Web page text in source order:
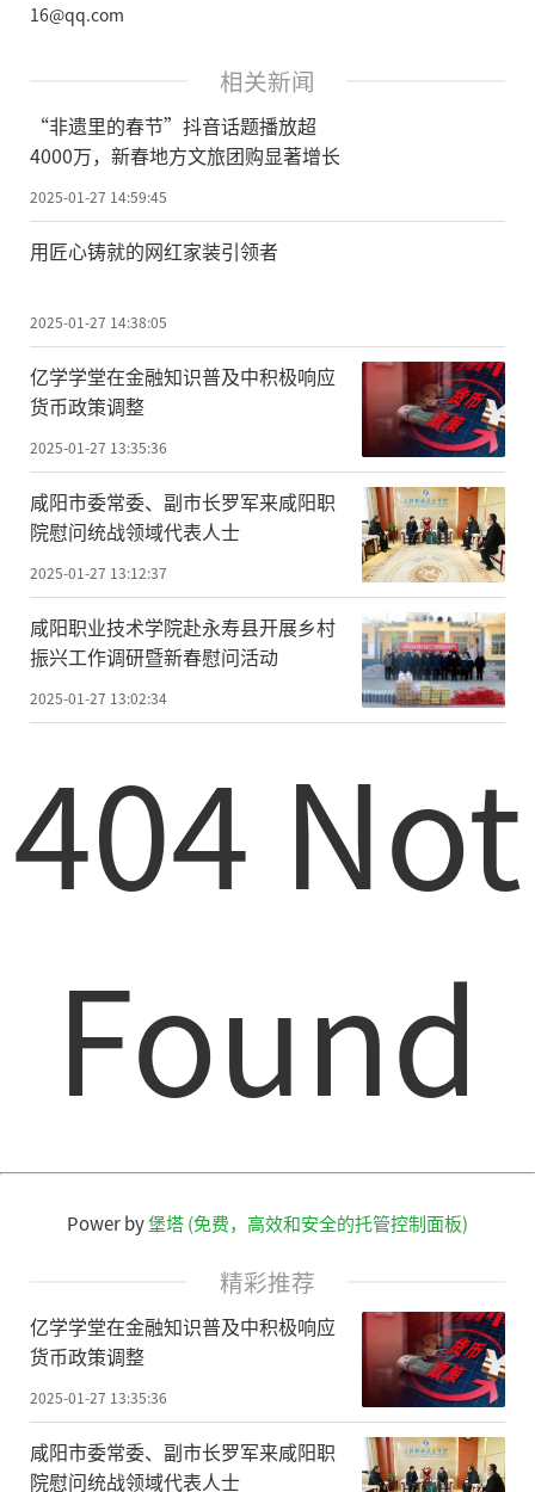
16@qq.com
相关新闻
“非遗里的春节”抖音话题播放超
4000万，新春地方文旅团购显著增长
2025-01-27 14:59:45
用匠心铸就的网红家装引领者
2025-01-27 14:38:05
亿学学堂在金融知识普及中积极响应
货币政策调整
2025-01-27 13:35:36
咸阳市委常委、副市长罗军来咸阳职
院慰问统战领域代表人士
2025-01-27 13:12:37
咸阳职业技术学院赴永寿县开展乡村
振兴工作调研暨新春慰问活动
2025-01-27 13:02:34
404 Not
Found
Power by堡塔 (免费，高效和安全的托管控制面板)
精彩推荐
亿学学堂在金融知识普及中积极响应
货币政策调整
2025-01-27 13:35:36
咸阳市委常委、副市长罗军来咸阳职
院慰问统战领域代表人士